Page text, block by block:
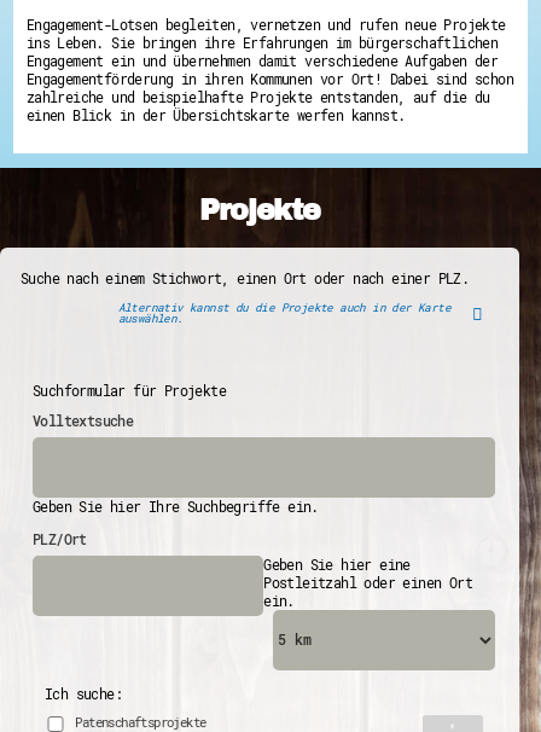
Engagement-Lotsen begleiten, vernetzen und rufen neue Projekte
ins Leben. Sie bringen ihre Erfahrungen im bürgerschaftlichen
Engagement ein und übernehmen damit verschiedene Aufgaben der
Engagementförderung in ihren Kommunen vor Ort! Dabei sind schon
zahlreiche und beispielhafte Projekte entstanden, auf die du
einen Blick in der Übersichtskarte werfen kannst.
Projekte
Suche nach einem Stichwort, einen Ort oder nach einer PLZ.
Alternativ kannst du die Projekte auch in der Karte
auswählen.
Suchformular für Projekte
Volltextsuche
Geben Sie hier Ihre Suchbegriffe ein.
PLZ/Ort
Geben Sie hier eine
Postleitzahl oder einen Ort
ein.
Ich suche:
Patenschaftsprojekte